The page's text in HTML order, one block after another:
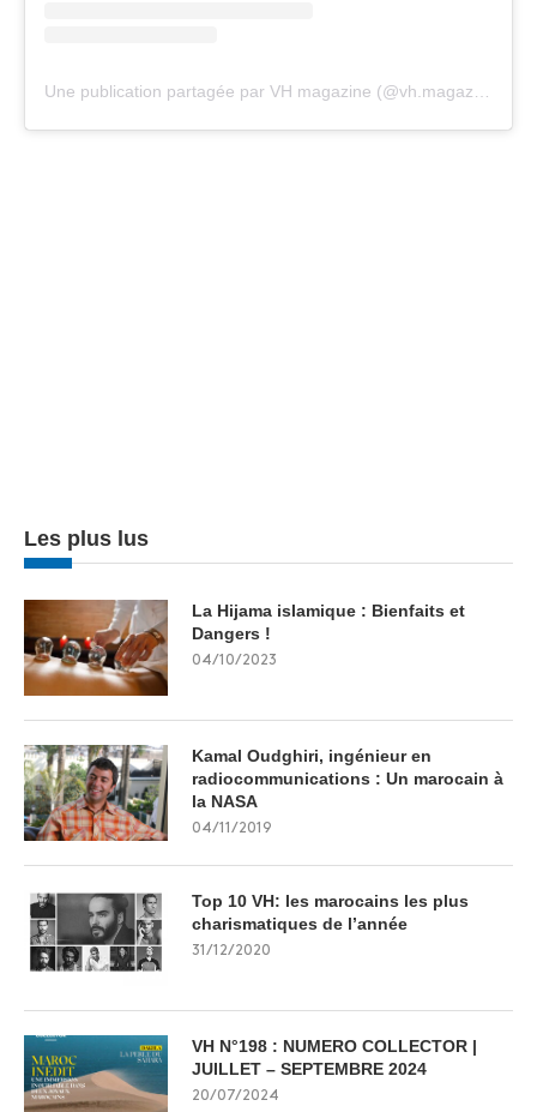
Une publication partagée par VH magazine (@vh.magazine)
Les plus lus
La Hijama islamique : Bienfaits et
Dangers !
04/10/2023
Kamal Oudghiri, ingénieur en
radiocommunications : Un marocain à
la NASA
04/11/2019
Top 10 VH: les marocains les plus
charismatiques de l’année
31/12/2020
VH N°198 : NUMERO COLLECTOR |
JUILLET – SEPTEMBRE 2024
20/07/2024